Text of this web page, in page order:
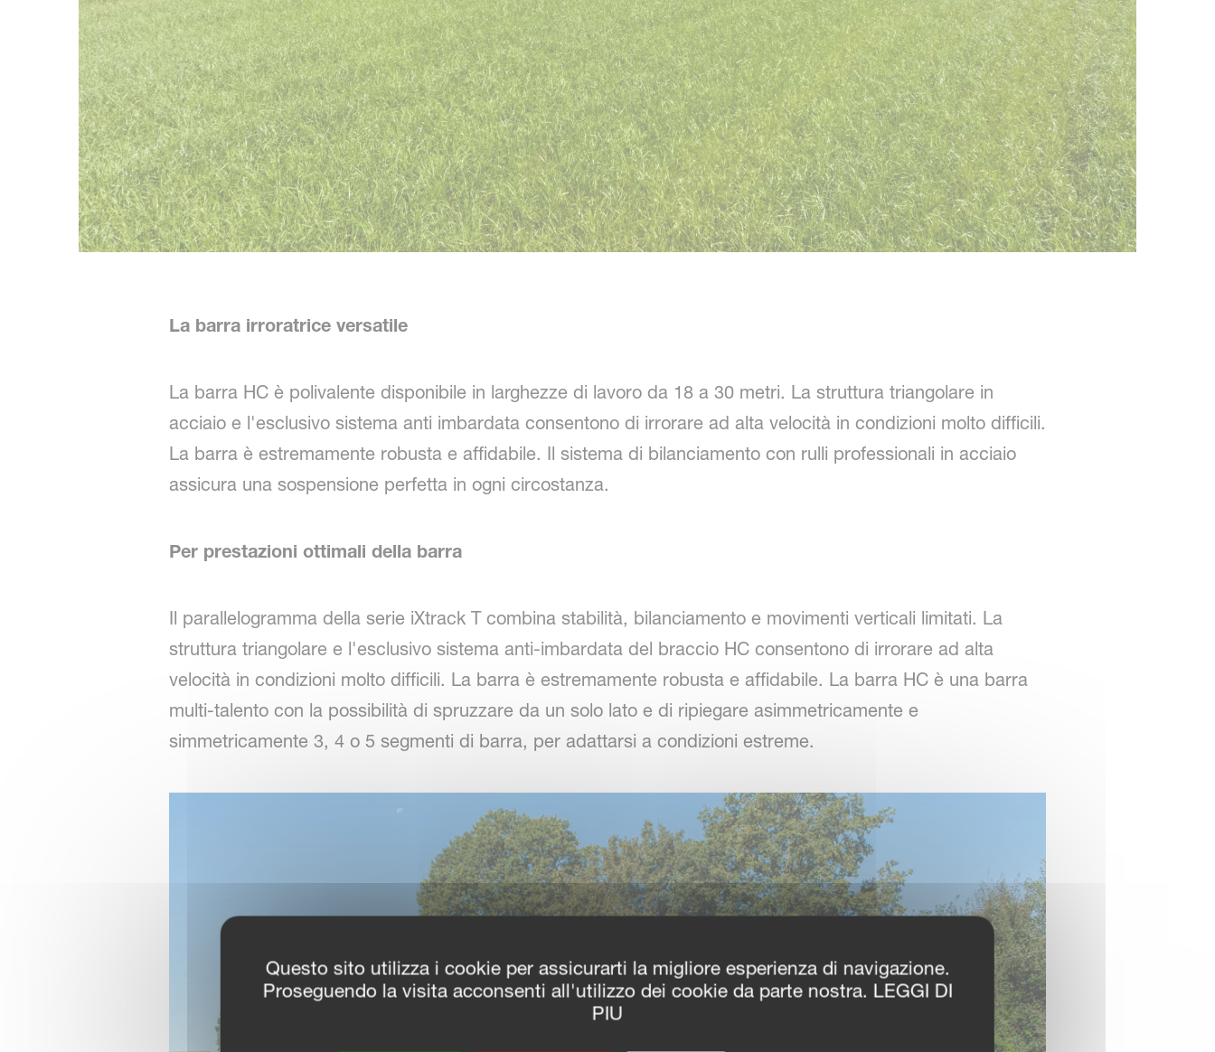
La barra irroratrice versatile
La barra HC è polivalente disponibile in larghezze di lavoro da 18 a 30 metri. La struttura triangolare in
acciaio e l'esclusivo sistema anti imbardata consentono di irrorare ad alta velocità in condizioni molto difficili.
La barra è estremamente robusta e affidabile. Il sistema di bilanciamento con rulli professionali in acciaio
assicura una sospensione perfetta in ogni circostanza.
Per prestazioni ottimali della barra
Il parallelogramma della serie iXtrack T combina stabilità, bilanciamento e movimenti verticali limitati. La
struttura triangolare e l'esclusivo sistema anti-imbardata del braccio HC consentono di irrorare ad alta
velocità in condizioni molto difficili. La barra è estremamente robusta e affidabile. La barra HC è una barra
multi-talento con la possibilità di spruzzare da un solo lato e di ripiegare asimmetricamente e
simmetricamente 3, 4 o 5 segmenti di barra, per adattarsi a condizioni estreme.
Questo sito utilizza i cookie per assicurarti la migliore esperienza di navigazione.
Proseguendo la visita acconsenti all'utilizzo dei cookie da parte nostra. LEGGI DI
PIU